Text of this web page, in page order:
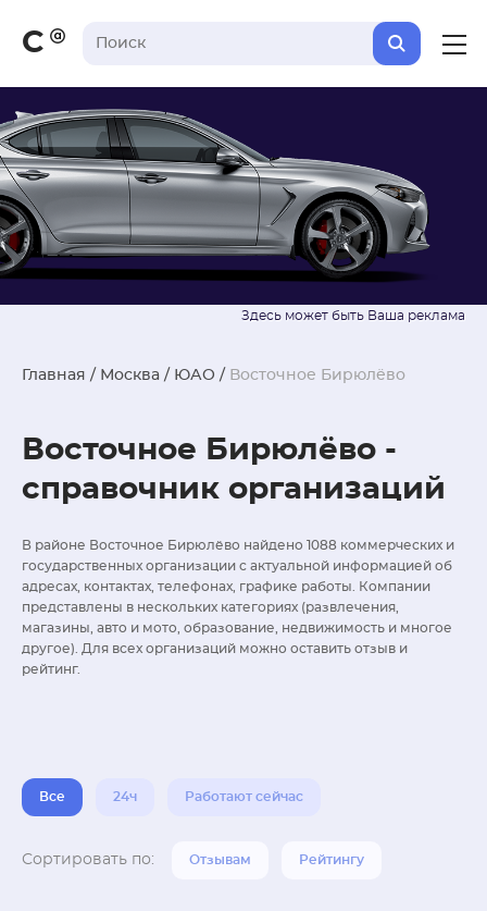
С
Главная / Москва / ЮАО / Восточное Бирюлёво
Восточное Бирюлёво -
справочник организаций
В районе Восточное Бирюлёво найдено 1088 коммерческих и
государственных организации с актуальной информацией об
адресах, контактах, телефонах, графике работы. Компании
представлены в нескольких категориях (развлечения,
магазины, авто и мото, образование, недвижимость и многое
другое). Для всех организаций можно оставить отзыв и
рейтинг.
Все 24ч Работают сейчас
Сортировать по: Отзывам Рейтингу